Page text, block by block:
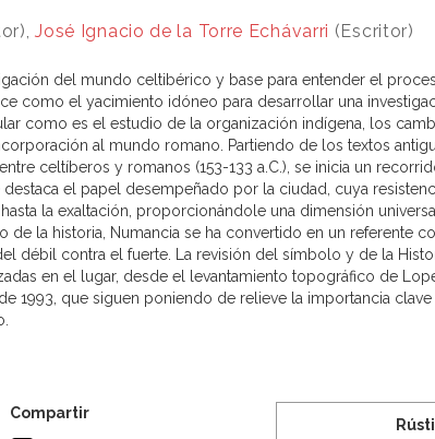
José Ignacio de la Torre Echávarri (Escritor)
del mundo celtibérico y base para entender el
como el yacimiento idóneo para desarrollar una
como es el estudio de la organización indígena, los
al mundo romano. Partiendo de los textos
celtíberos y romanos (153-133 a.C.), se inicia un
el papel desempeñado por la ciudad, cuya
la exaltación, proporcionándole una dimensión
de la historia, Numancia se ha convertido en un referente
débil contra el fuerte. La revisión del símbolo y de la
en el lugar, desde el levantamiento topográfico de
1993, que siguen poniendo de relieve la importancia